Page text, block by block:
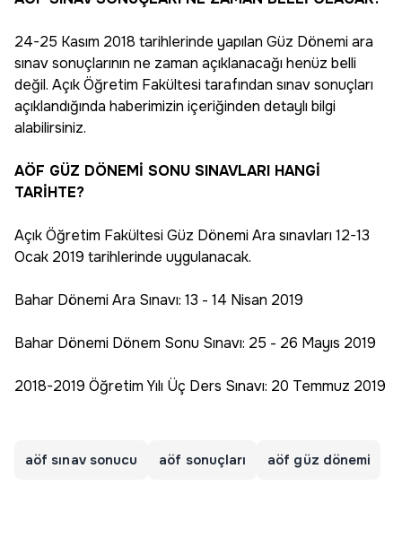
24-25 Kasım 2018 tarihlerinde yapılan Güz Dönemi ara
sınav sonuçlarının ne zaman açıklanacağı henüz belli
değil. Açık Öğretim Fakültesi tarafından sınav sonuçları
açıklandığında haberimizin içeriğinden detaylı bilgi
alabilirsiniz.
AÖF GÜZ DÖNEMİ SONU SINAVLARI HANGİ
TARİHTE?
Açık Öğretim Fakültesi Güz Dönemi Ara sınavları 12-13
Ocak 2019 tarihlerinde uygulanacak.
Bahar Dönemi Ara Sınavı: 13 - 14 Nisan 2019
Bahar Dönemi Dönem Sonu Sınavı: 25 - 26 Mayıs 2019
2018-2019 Öğretim Yılı Üç Ders Sınavı: 20 Temmuz 2019
aöf sınav sonucu aöf sonuçları aöf güz dönemi